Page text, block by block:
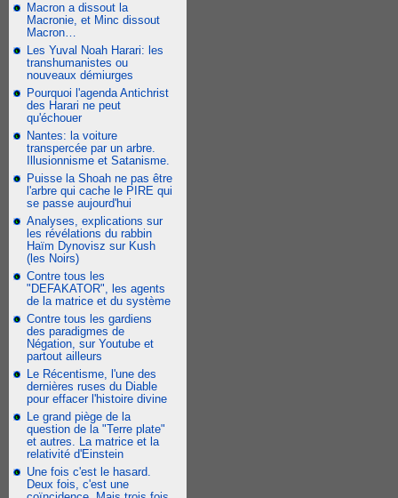
Macron a dissout la
Macronie, et Minc dissout
Macron…
Les Yuval Noah Harari: les
transhumanistes ou
nouveaux démiurges
Pourquoi l'agenda Antichrist
des Harari ne peut
qu'échouer
Nantes: la voiture
transpercée par un arbre.
Illusionnisme et Satanisme.
Puisse la Shoah ne pas être
l'arbre qui cache le PIRE qui
se passe aujourd'hui
Analyses, explications sur
les révélations du rabbin
Haïm Dynovisz sur Kush
(les Noirs)
Contre tous les
"DEFAKATOR", les agents
de la matrice et du système
Contre tous les gardiens
des paradigmes de
Négation, sur Youtube et
partout ailleurs
Le Récentisme, l'une des
dernières ruses du Diable
pour effacer l'histoire divine
Le grand piège de la
question de la "Terre plate"
et autres. La matrice et la
relativité d'Einstein
Une fois c'est le hasard.
Deux fois, c'est une